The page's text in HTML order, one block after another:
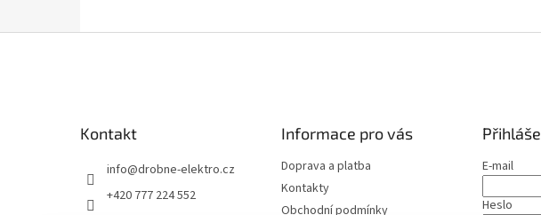
Kontakt
info@drobne-elektro.cz
+420 777 224 552
Informace pro vás
Doprava a platba
Kontakty
Obchodní podmínky
E-mail
Heslo